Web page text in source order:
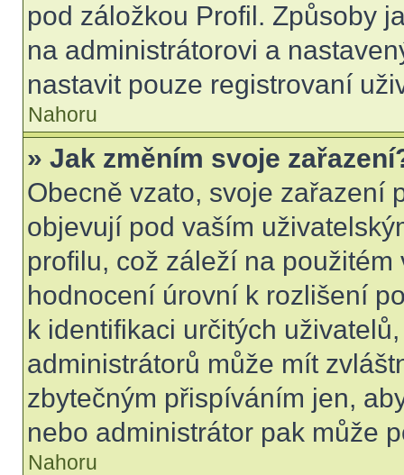
pod záložkou Profil. Způsoby
na administrátorovi a
nastavit pouze registrovaní
Nahoru
» Jak změním svoje
Obecně vzato, svoje zařazení
objevují pod vaším
profilu, což záleží na
hodnocení úrovní k rozlišení
k identifikaci určitých
administrátorů může mít
zbytečným přispíváním jen,
nebo administrátor pak může
Nahoru